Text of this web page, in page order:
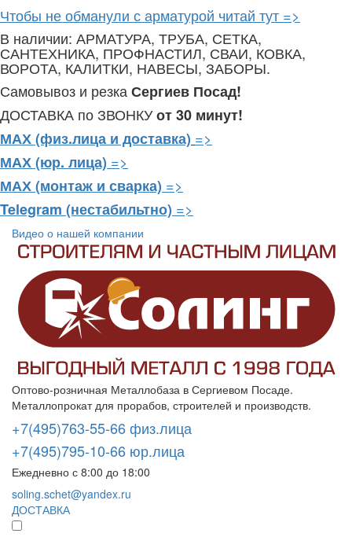
Чтобы не обманули с арматурой читай тут =>
В наличии: АРМАТУРА, ТРУБА, СЕТКА,
САНТЕХНИКА, ПРОФНАСТИЛ, СВАИ, КОВКА,
ВОРОТА, КАЛИТКИ, НАВЕСЫ, ЗАБОРЫ.
Самовывоз и резка Сергиев Посад!
ДОСТАВКА по ЗВОНКУот 30 минут!
МАХ (физ.лица и доставка) =>
МАХ (юр. лица) =>
МАХ (монтаж и сварка) =>
Telegram (нестабильтно) =>
Видео о нашей компании
Оптово-розничная Металлобаза в Сергиевом Посаде.
Металлопрокат для прорабов, строителей и производств.
+7(495)763-55-66 физ.лица
+7(495)795-10-66 юр.лица
Ежедневно с 8:00 до 18:00
soling.schet@yandex.ru
ДОСТАВКА